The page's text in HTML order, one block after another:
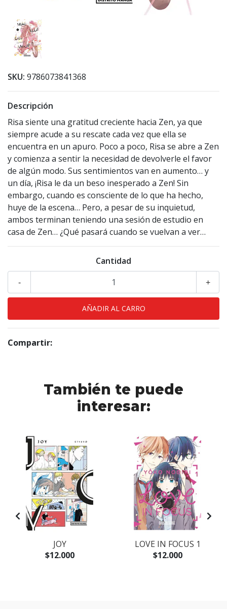
SKU: 9786073841368
Descripción
Risa siente una gratitud creciente hacia Zen, ya que
siempre acude a su rescate cada vez que ella se
encuentra en un apuro. Poco a poco, Risa se abre a Zen
y comienza a sentir la necesidad de devolverle el favor
de algún modo. Sus sentimientos van en aumento… y
un día, ¡Risa le da un beso inesperado a Zen! Sin
embargo, cuando es consciente de lo que ha hecho,
huye de la escena… Pero, a pesar de su inquietud,
ambos terminan teniendo una sesión de estudio en
casa de Zen… ¿Qué pasará cuando se vuelvan a ver…
Cantidad
+
-
Compartir:
También te puede
interesar:
JOY
$12.000
LOVE IN FOCUS 1
$12.000